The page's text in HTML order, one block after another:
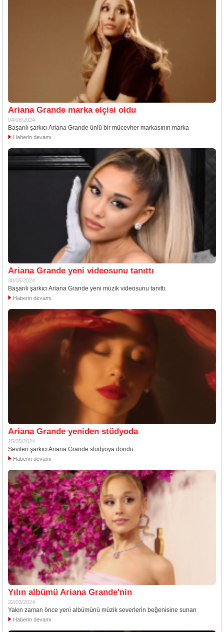
Ariana Grande marka elçisi oldu
04/08/2024
Başarılı şarkıcı Ariana Grande ünlü bir mücevher markasının marka
Haberin devamı
Ariana Grande yeni videosunu tanıttı
30/05/2024
Başarılı şarkıcı Ariana Grande yeni müzik videosunu tanıttı.
Haberin devamı
Ariana Grande yeniden stüdyoda
15/05/2024
Sevilen şarkıcı Ariana Grande stüdyoya döndü.
Haberin devamı
Yılın albümü Ariana Grande'nin
22/03/2024
Yakın zaman önce yeni albümünü müzik severlerin beğenisine sunan
Haberin devamı